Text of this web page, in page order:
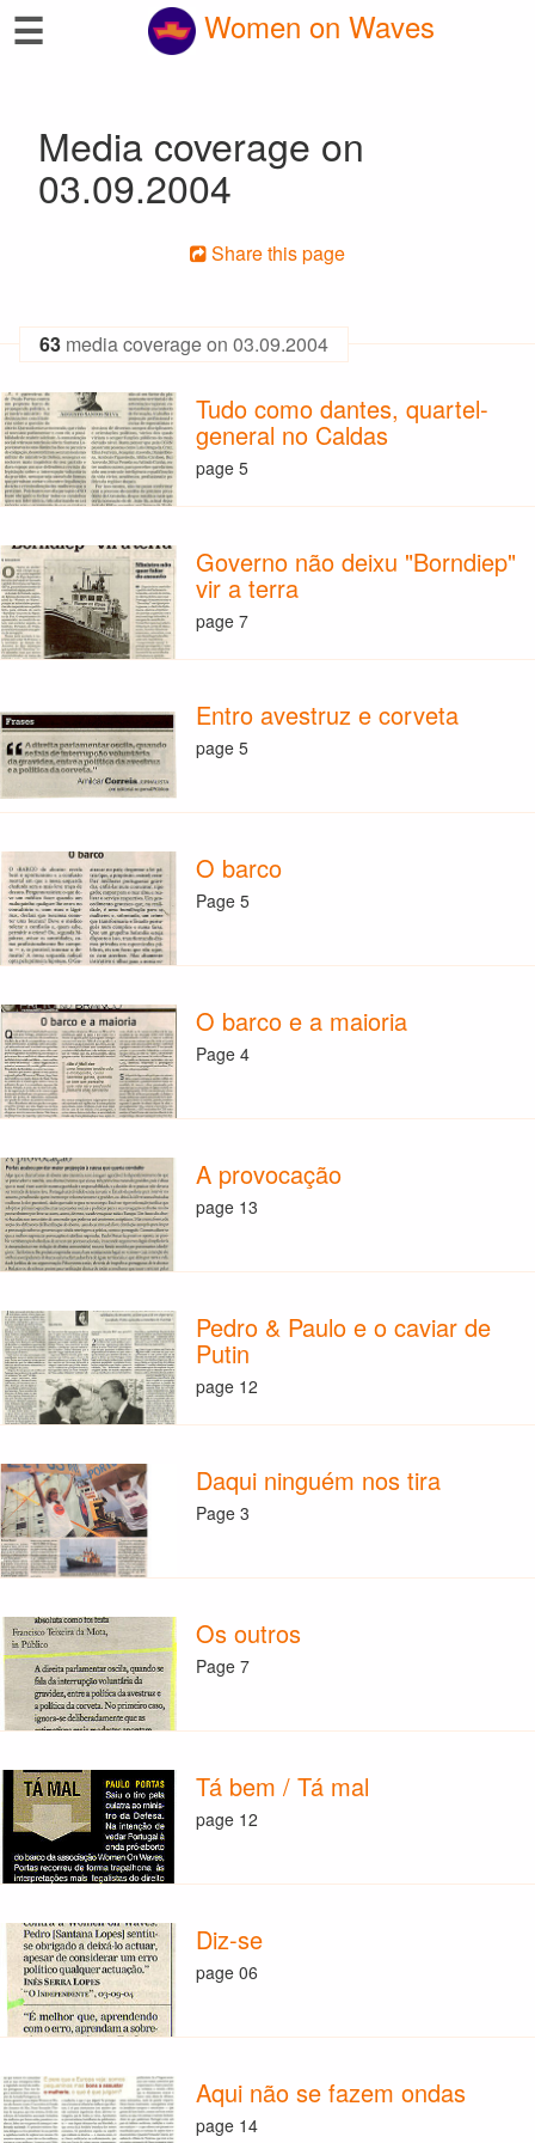
☰ Women on Waves
Media coverage on
03.09.2004
Share this page
63 media coverage on 03.09.2004
Tudo como dantes, quartel-
general no Caldas
page 5
Governo não deixu "Borndiep"
vir a terra
page 7
Entro avestruz e corveta
page 5
O barco
Page 5
O barco e a maioria
Page 4
A provocação
page 13
Pedro & Paulo e o caviar de
Putin
page 12
Daqui ninguém nos tira
Page 3
Os outros
Page 7
Tá bem / Tá mal
page 12
Diz-se
page 06
Aqui não se fazem ondas
page 14